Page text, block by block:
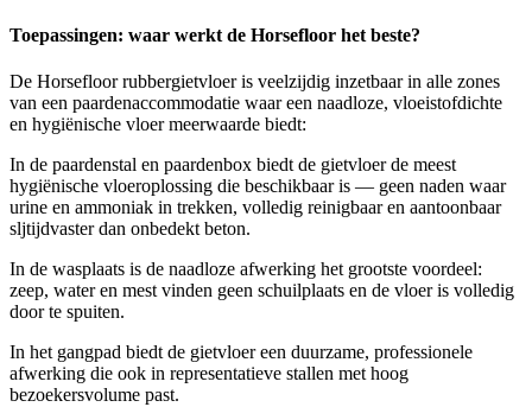
Toepassingen: waar werkt de Horsefloor het beste?
De Horsefloor rubbergietvloer is veelzijdig inzetbaar in alle zones
van een paardenaccommodatie waar een naadloze, vloeistofdichte
en hygiënische vloer meerwaarde biedt:
In de paardenstal en paardenbox biedt de gietvloer de meest
hygiënische vloeroplossing die beschikbaar is — geen naden waar
urine en ammoniak in trekken, volledig reinigbaar en aantoonbaar
sljtijdvaster dan onbedekt beton.
In de wasplaats is de naadloze afwerking het grootste voordeel:
zeep, water en mest vinden geen schuilplaats en de vloer is volledig
door te spuiten.
In het gangpad biedt de gietvloer een duurzame, professionele
afwerking die ook in representatieve stallen met hoog
bezoekersvolume past.